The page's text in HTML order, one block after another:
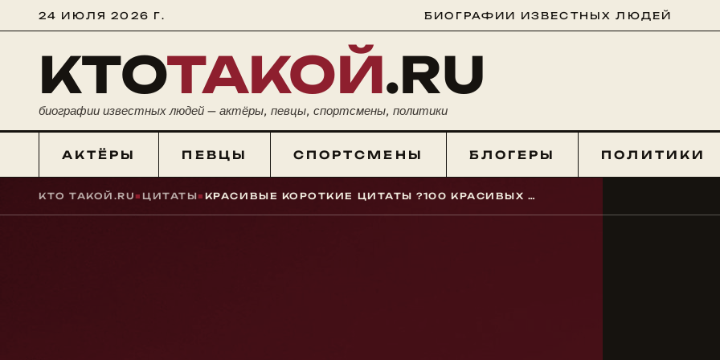
24 ИЮЛЯ 2026 Г. БИОГРАФИИ ИЗВЕСТНЫХ ЛЮДЕЙ
КТОТАКОЙ.RU
биографии известных людей — актёры, певцы, спортсмены, политики
АКТЁРЫ ПЕВЦЫ СПОРТСМЕНЫ БЛОГЕРЫ ПОЛИТИКИ
КТО ТАКОЙ.RU■ ЦИТАТЫ■ КРАСИВЫЕ КОРОТКИЕ ЦИТАТЫ ?100 КРАСИВЫХ АФОРИЗМОВ